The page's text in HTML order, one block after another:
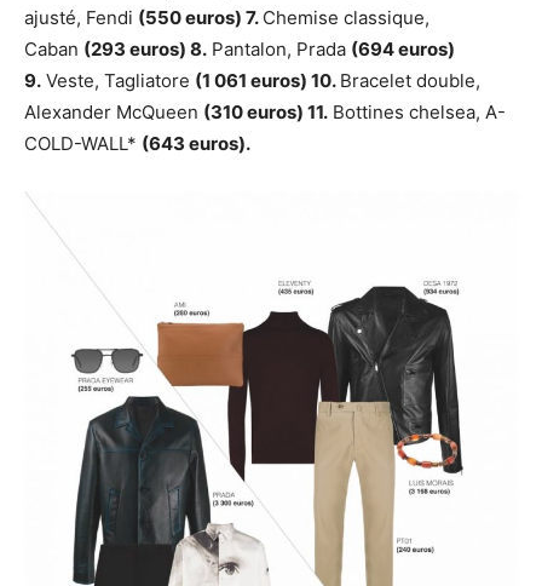
ajusté, Fendi (550 euros) 7. Chemise classique,
Caban (293 euros) 8. Pantalon, Prada (694 euros)
9. Veste, Tagliatore (1 061 euros) 10. Bracelet double,
Alexander McQueen (310 euros) 11. Bottines chelsea, A-
COLD-WALL* (643 euros).